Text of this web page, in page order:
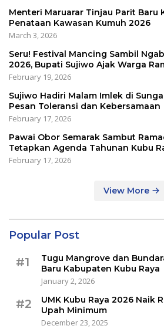
Menteri Maruarar Tinjau Parit Baru
Penataan Kawasan Kumuh 2026
March 3, 2026
Seru! Festival Mancing Sambil
2026, Bupati Sujiwo Ajak Warga
February 19, 2026
Sujiwo Hadiri Malam Imlek di
Pesan Toleransi dan Kebersamaan
February 17, 2026
Pawai Obor Semarak Sambut
Tetapkan Agenda Tahunan Kubu
February 17, 2026
View More
Popular Post
#1
Tugu Mangrove dan
Baru Kabupaten Kubu Raya
January 2, 2026
#2
UMK Kubu Raya 2026 Naik
Upah Minimum
December 23, 2025